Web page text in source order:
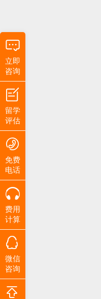
立即
咨询
留学
评估
免费
电话
费用
计算
微信
咨询